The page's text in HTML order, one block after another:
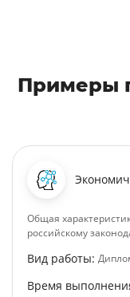
Примеры
Общая
российскому
Вид работы:
Время